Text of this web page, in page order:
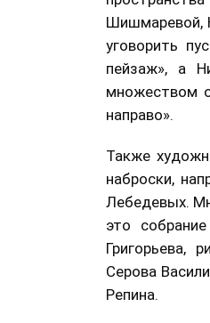
Шишмаревой,
уговорить
пейзаж», а
множеством
направо».
Также
наброски,
Лебедевых.
это
Григорьева,
Серова
Репина.